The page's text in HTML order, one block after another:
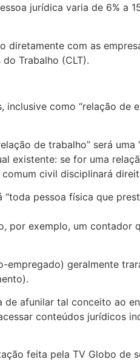
jurídica varia de 6% a
com as
Trabalho (CLT).
como “relação de
de trabalho” será
existente: se for uma
civil disciplinará
pessoa física que
por exemplo, um contador
geralmente
afunilar tal conceito ao
conteúdos jurídicos
feita pela TV Globo de